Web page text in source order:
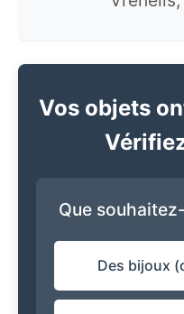
Vos objets
Que
Des bijoux